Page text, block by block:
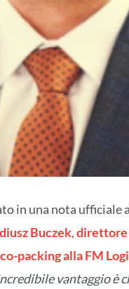
in una nota ufficiale
Buczek,direttore
packing alla FM
vantaggio è